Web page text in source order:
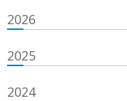
2026
2025
2024